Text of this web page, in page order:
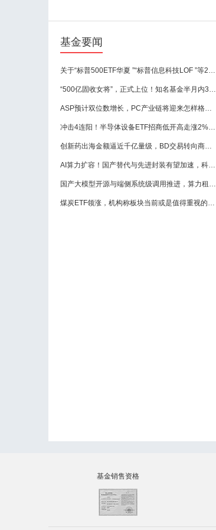
基金要闻
关于“标普500ETF华夏 ”“标普信息科技LOF ”等29支重点监控证券交易的风险提示
“500亿固收女将”，正式上位！知名基金半月内3高管变动
ASP预计双位数增长，PC产业链将迎来怎样格局变化？
冲击4连阳！半导体设备ETF招商低开高走涨2%，机构：板块调整接近尾声
创新药出海金额逼近千亿量级，BD交易转向商业化兑现，生物科技ETF华夏涨3.06%
AI算力扩容！国产替代与先进封装有望加速，科创半导体ETF华夏涨3.07%
国产大模型开源与端侧系统级调用推进，算力租赁及AI办公应用或将率先承接增量
煤炭ETF领涨，机构称板块当前或是值得重视的回调布局机会
基金销售资格